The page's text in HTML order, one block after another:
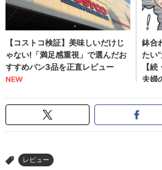
> レビュー